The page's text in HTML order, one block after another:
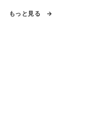
もっと見る